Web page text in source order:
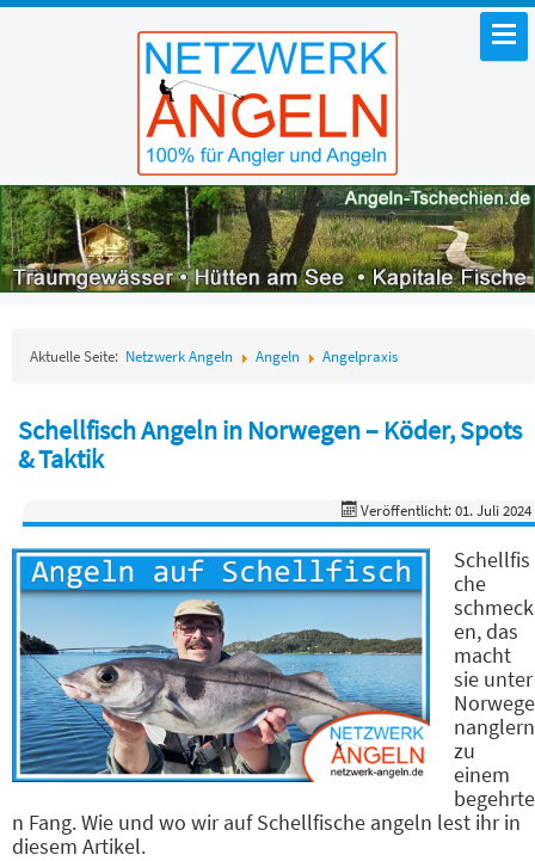
Aktuelle Seite: Netzwerk Angeln Angeln Angelpraxis
Schellfisch Angeln in Norwegen – Köder, Spots
& Taktik
Veröffentlicht: 01. Juli 2024
Schellfis
che
schmeck
en, das
macht
sie unter
Norwege
nanglern
zu
einem
begehrte
n Fang. Wie und wo wir auf Schellfische angeln lest ihr in
diesem Artikel.